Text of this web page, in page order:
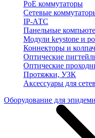
PoE коммутаторы
Сетевые
IP-АТС
Панельные
Модули keystone и
Коннекторы и
Оптические
Оптические
Протяжки, УЗК
Аксессуары для
Оборудование для